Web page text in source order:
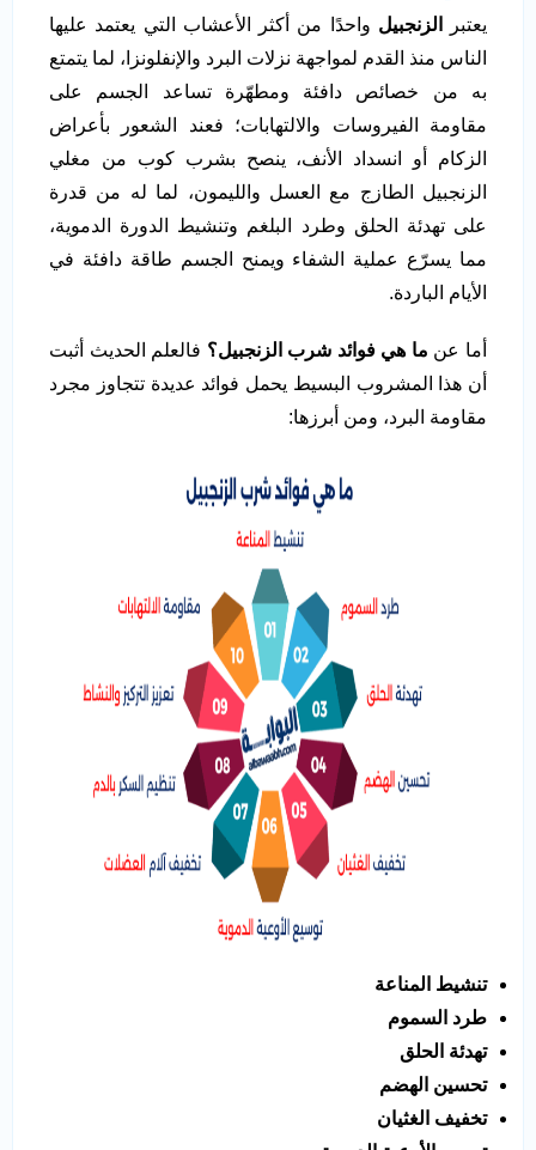
يعتبر الزنجبيل واحدًا من أكثر الأعشاب التي يعتمد عليها
الناس منذ القدم لمواجهة نزلات البرد والإنفلونزا، لما يتمتع
به من خصائص دافئة ومطهّرة تساعد الجسم على
مقاومة الفيروسات والالتهابات؛ فعند الشعور بأعراض
الزكام أو انسداد الأنف، ينصح بشرب كوب من مغلي
الزنجبيل الطازج مع العسل والليمون، لما له من قدرة
على تهدئة الحلق وطرد البلغم وتنشيط الدورة الدموية،
مما يسرّع عملية الشفاء ويمنح الجسم طاقة دافئة في
الأيام الباردة.
أما عن ما هي فوائد شرب الزنجبيل؟ فالعلم الحديث أثبت
أن هذا المشروب البسيط يحمل فوائد عديدة تتجاوز مجرد
مقاومة البرد، ومن أبرزها:
تنشيط المناعة
طرد السموم
تهدئة الحلق
تحسين الهضم
تخفيف الغثيان